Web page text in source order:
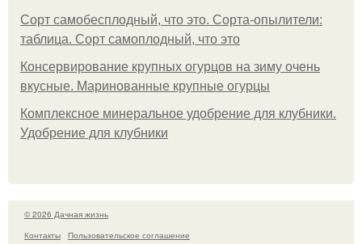
Сорт самобесплодный, что это. Сорта-опылители:
таблица. Сорт самоплодный, что это
Консервирование крупных огурцов на зиму очень
вкусные. Маринованные крупные огурцы
Комплексное минеральное удобрение для клубники.
Удобрение для клубники
© 2026 Дачная жизнь
Контакты
Пользовательское соглашение